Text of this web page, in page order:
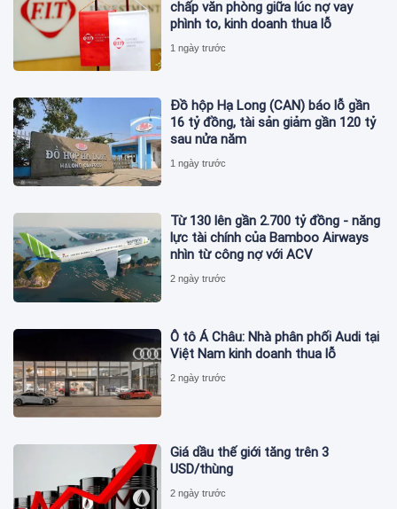
chấp văn phòng giữa lúc nợ vay
phình to, kinh doanh thua lỗ
1 ngày trước
Đồ hộp Hạ Long (CAN) báo lỗ gần
16 tỷ đồng, tài sản giảm gần 120 tỷ
sau nửa năm
1 ngày trước
Từ 130 lên gần 2.700 tỷ đồng - năng
lực tài chính của Bamboo Airways
nhìn từ công nợ với ACV
2 ngày trước
Ô tô Á Châu: Nhà phân phối Audi tại
Việt Nam kinh doanh thua lỗ
2 ngày trước
Giá dầu thế giới tăng trên 3
USD/thùng
2 ngày trước